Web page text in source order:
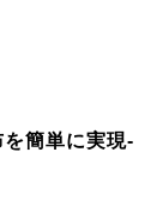
を簡単に実現-